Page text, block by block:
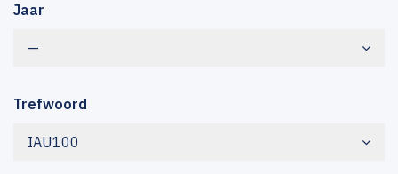
Jaar
—
Trefwoord
IAU100